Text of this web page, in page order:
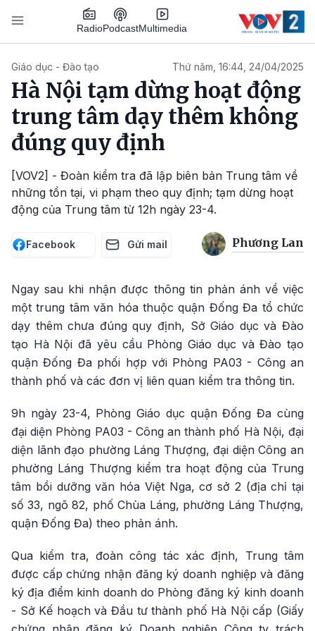
Nhảy đến nội dung
RadioPodcastMultimedia
Giáo dục - Đào tạo Thứ năm, 16:44, 24/04/2025
Hà Nội tạm dừng hoạt động
trung tâm dạy thêm không
đúng quy định
[VOV2] - Đoàn kiểm tra đã lập biên bản Trung tâm về
những tồn tại, vi phạm theo quy định; tạm dừng hoạt
động của Trung tâm từ 12h ngày 23-4.
Facebook Gửi mail Phương Lan
Ngay sau khi nhận được thông tin phản ánh về việc
một trung tâm văn hóa thuộc quận Đống Đa tổ chức
dạy thêm chưa đúng quy định, Sở Giáo dục và Đào
tạo Hà Nội đã yêu cầu Phòng Giáo dục và Đào tạo
quận Đống Đa phối hợp với Phòng PA03 - Công an
thành phố và các đơn vị liên quan kiểm tra thông tin.
9h ngày 23-4, Phòng Giáo dục quận Đống Đa cùng
đại diện Phòng PA03 - Công an thành phố Hà Nội, đại
diện lãnh đạo phường Láng Thượng, đại diện Công an
phường Láng Thượng kiểm tra hoạt động của Trung
tâm bồi dưỡng văn hóa Việt Nga, cơ sở 2 (địa chỉ tại
số 33, ngõ 82, phố Chùa Láng, phường Láng Thượng,
quận Đống Đa) theo phản ánh.
Qua kiểm tra, đoàn công tác xác định, Trung tâm
được cấp chứng nhận đăng ký doanh nghiệp và đăng
ký địa điểm kinh doanh do Phòng đăng ký kinh doanh
- Sở Kế hoạch và Đầu tư thành phố Hà Nội cấp (Giấy